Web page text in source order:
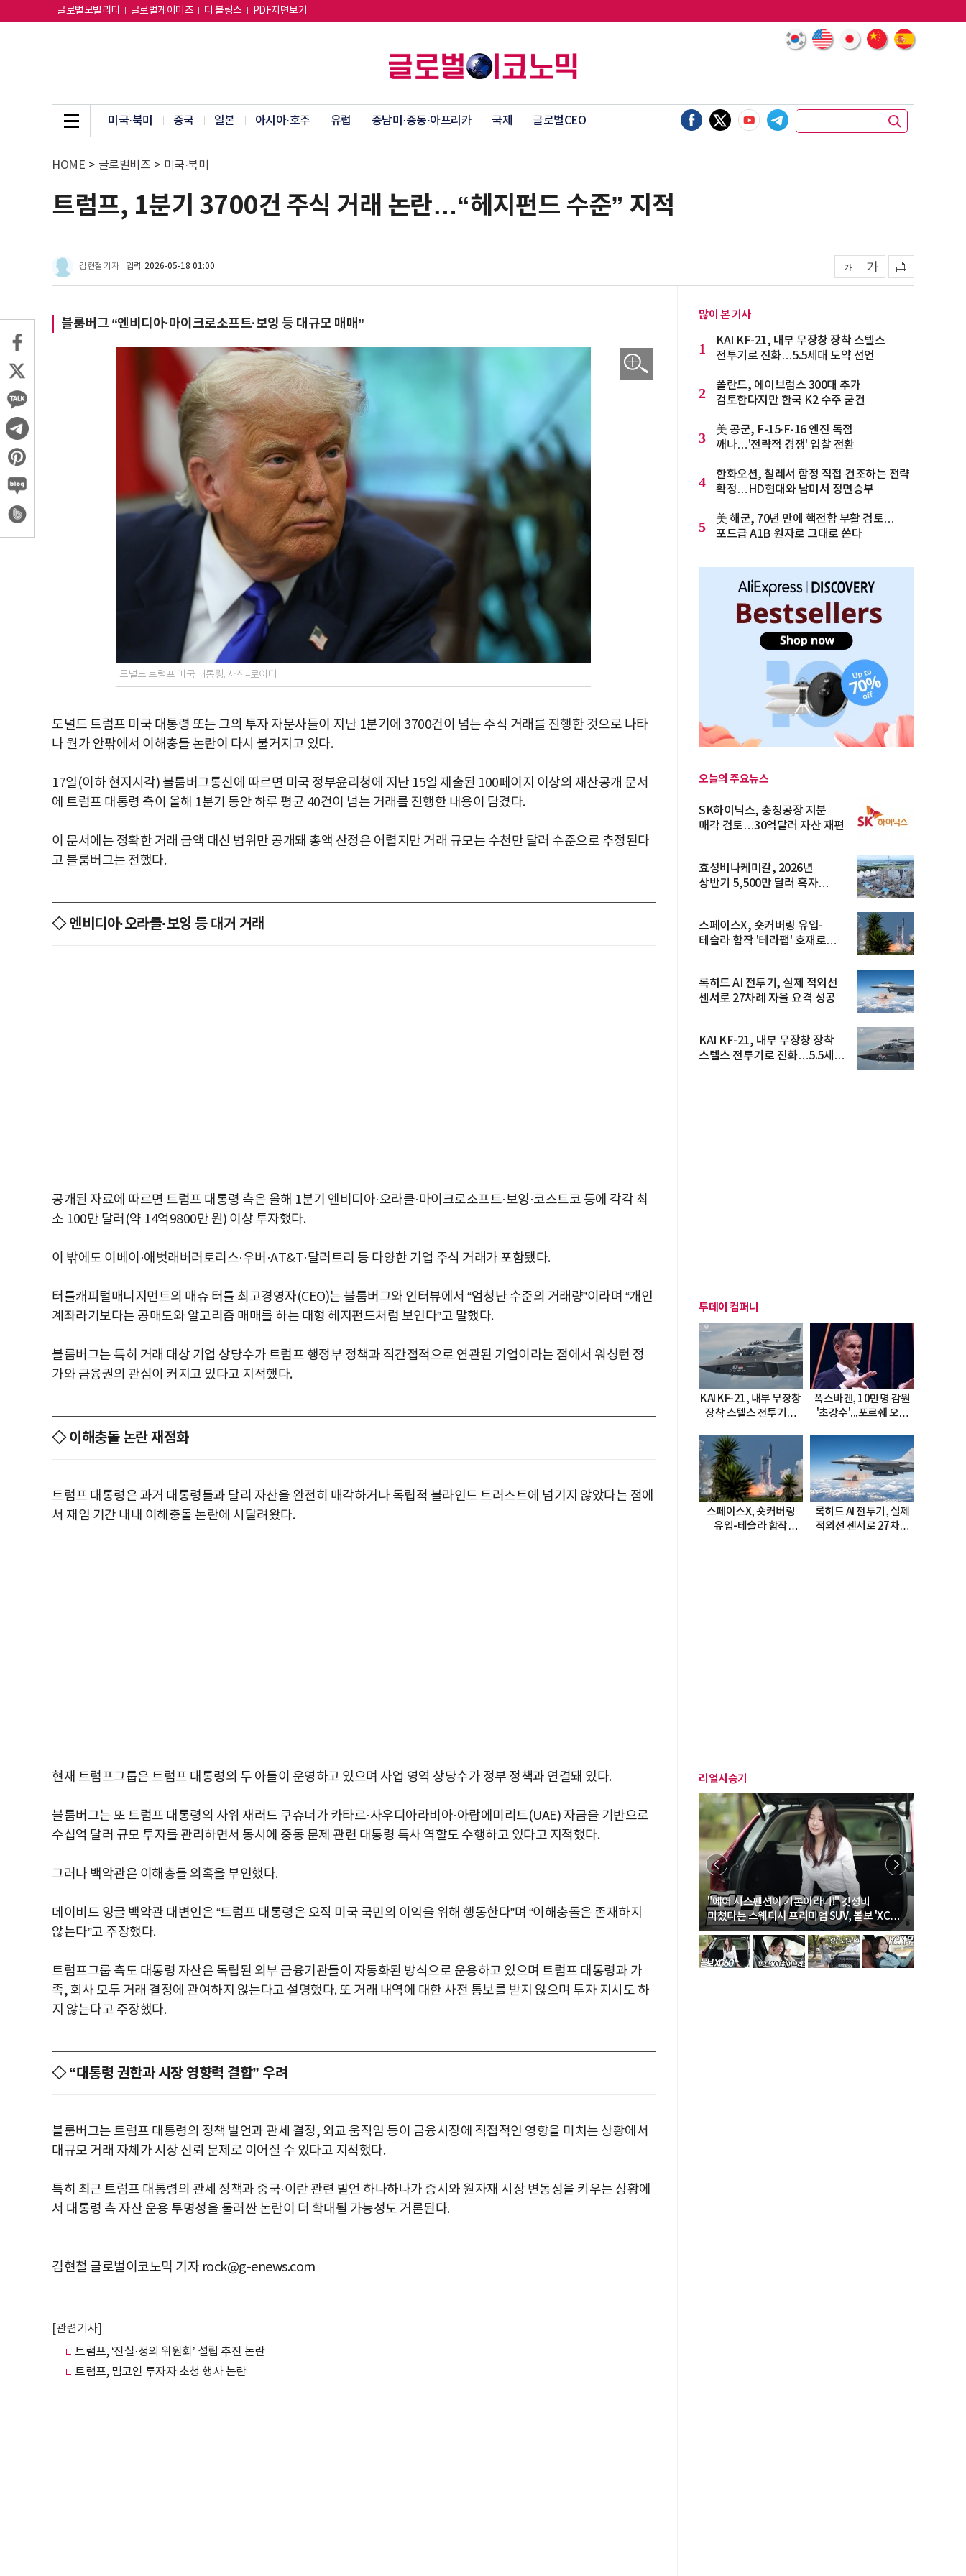
글로벌모빌리티 글로벌게이머즈 더 블링스 PDF지면보기
미국·북미 중국 일본 아시아·호주 유럽 중남미·중동·아프리카 국제 글로벌CEO
HOME > 글로벌비즈 > 미국·북미
트럼프, 1분기 3700건 주식 거래 논란…“헤지펀드 수준” 지적
김현철 기자 입력 2026-05-18 01:00
블룸버그 “엔비디아·마이크로소프트·보잉 등 대규모 매매”
도널드 트럼프 미국 대통령. 사진=로이터
도널드 트럼프 미국 대통령 또는 그의 투자 자문사들이 지난 1분기에 3700건이 넘는 주식 거래를 진행한 것으로 나타
나 월가 안팎에서 이해충돌 논란이 다시 불거지고 있다.
17일(이하 현지시각) 블룸버그통신에 따르면 미국 정부윤리청에 지난 15일 제출된 100페이지 이상의 재산공개 문서
에 트럼프 대통령 측이 올해 1분기 동안 하루 평균 40건이 넘는 거래를 진행한 내용이 담겼다.
이 문서에는 정확한 거래 금액 대신 범위만 공개돼 총액 산정은 어렵지만 거래 규모는 수천만 달러 수준으로 추정된다
고 블룸버그는 전했다.
◇ 엔비디아·오라클·보잉 등 대거 거래
공개된 자료에 따르면 트럼프 대통령 측은 올해 1분기 엔비디아·오라클·마이크로소프트·보잉·코스트코 등에 각각 최
소 100만 달러(약 14억9800만 원) 이상 투자했다.
이 밖에도 이베이·애벗래버러토리스·우버·AT&T·달러트리 등 다양한 기업 주식 거래가 포함됐다.
터틀캐피털매니지먼트의 매슈 터틀 최고경영자(CEO)는 블룸버그와 인터뷰에서 “엄청난 수준의 거래량”이라며 “개인
계좌라기보다는 공매도와 알고리즘 매매를 하는 대형 헤지펀드처럼 보인다”고 말했다.
블룸버그는 특히 거래 대상 기업 상당수가 트럼프 행정부 정책과 직간접적으로 연관된 기업이라는 점에서 워싱턴 정
가와 금융권의 관심이 커지고 있다고 지적했다.
◇ 이해충돌 논란 재점화
트럼프 대통령은 과거 대통령들과 달리 자산을 완전히 매각하거나 독립적 블라인드 트러스트에 넘기지 않았다는 점에
서 재임 기간 내내 이해충돌 논란에 시달려왔다.
현재 트럼프그룹은 트럼프 대통령의 두 아들이 운영하고 있으며 사업 영역 상당수가 정부 정책과 연결돼 있다.
블룸버그는 또 트럼프 대통령의 사위 재러드 쿠슈너가 카타르·사우디아라비아·아랍에미리트(UAE) 자금을 기반으로
수십억 달러 규모 투자를 관리하면서 동시에 중동 문제 관련 대통령 특사 역할도 수행하고 있다고 지적했다.
그러나 백악관은 이해충돌 의혹을 부인했다.
데이비드 잉글 백악관 대변인은 “트럼프 대통령은 오직 미국 국민의 이익을 위해 행동한다”며 “이해충돌은 존재하지
않는다”고 주장했다.
트럼프그룹 측도 대통령 자산은 독립된 외부 금융기관들이 자동화된 방식으로 운용하고 있으며 트럼프 대통령과 가
족, 회사 모두 거래 결정에 관여하지 않는다고 설명했다. 또 거래 내역에 대한 사전 통보를 받지 않으며 투자 지시도 하
지 않는다고 주장했다.
◇ “대통령 권한과 시장 영향력 결합” 우려
블룸버그는 트럼프 대통령의 정책 발언과 관세 결정, 외교 움직임 등이 금융시장에 직접적인 영향을 미치는 상황에서
대규모 거래 자체가 시장 신뢰 문제로 이어질 수 있다고 지적했다.
특히 최근 트럼프 대통령의 관세 정책과 중국·이란 관련 발언 하나하나가 증시와 원자재 시장 변동성을 키우는 상황에
서 대통령 측 자산 운용 투명성을 둘러싼 논란이 더 확대될 가능성도 거론된다.
김현철 글로벌이코노믹 기자 rock@g-enews.com
[관련기사]
트럼프, ‘진실·정의 위원회’ 설립 추진 논란
트럼프, 밈코인 투자자 초청 행사 논란
많이 본 기사
1
KAI KF-21, 내부 무장창 장착 스텔스
전투기로 진화…5.5세대 도약 선언
2
폴란드, 에이브럼스 300대 추가
검토한다지만 한국 K2 수주 굳건
3
美 공군, F-15·F-16 엔진 독점
깨나…'전략적 경쟁' 입찰 전환
4
한화오션, 칠레서 함정 직접 건조하는 전략
확정…HD현대와 남미서 정면승부
5
美 해군, 70년 만에 핵전함 부활 검토…
포드급 A1B 원자로 그대로 쓴다
오늘의 주요뉴스
SK하이닉스, 충칭공장 지분
매각 검토…30억달러 자산 재편
효성비나케미칼, 2026년
상반기 5,500만 달러 흑자
스페이스X, 숏커버링 유입-
테슬라 합작 '테라팹' 호재로
록히드 AI 전투기, 실제 적외선
센서로 27차례 자율 요격 성공
KAI KF-21, 내부 무장창 장착
스텔스 전투기로 진화…5.5세대
투데이 컴퍼니
KAI KF-21, 내부 무장창
장착 스텔스 전투기로
폭스바겐, 10만명 감원
'초강수'...포르쉐 오너
스페이스X, 숏커버링
유입-테슬라 합작
록히드 AI 전투기, 실제
적외선 센서로 27차례
리얼시승기
초보자도 반할 반전 매력”
"에어 서스펜션이 기본이라니!" 갓성비
미쳤다는 스웨디시 프리미엄 SUV, 볼보 'XC60
B5 울트라'